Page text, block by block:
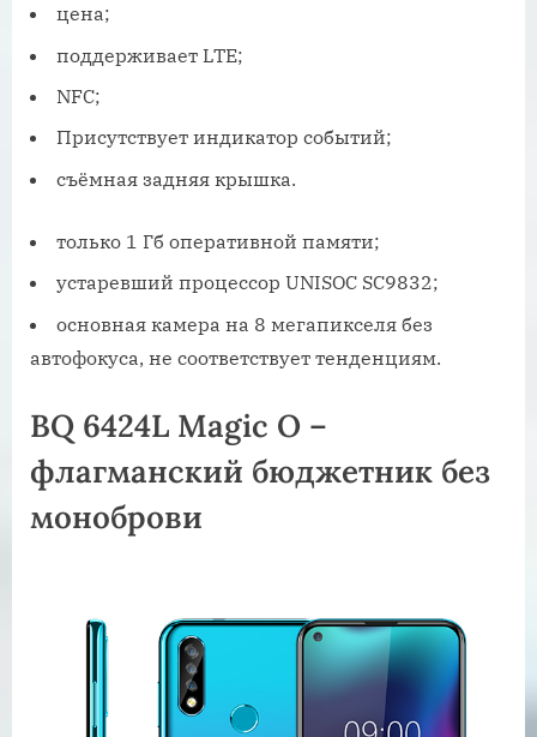
цена;
поддерживает LTE;
NFC;
Присутствует индикатор событий;
съёмная задняя крышка.
только 1 Гб оперативной памяти;
устаревший процессор UNISOC SC9832;
основная камера на 8 мегапикселя без
автофокуса, не соответствует тенденциям.
BQ 6424L Magic O –
флагманский бюджетник без
моноброви